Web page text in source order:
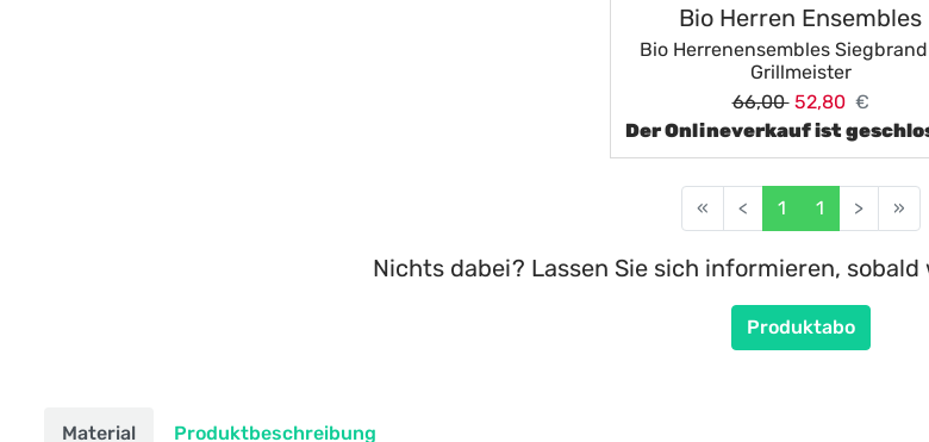
Bio Herren Ensembles
Bio Herrenensembles
Grillmeister
66,00 52,80 €
Der Onlineverkauf ist
« < 1 1 > »
Nichts dabei? Lassen Sie sich informieren,
Produktabo
Material Produktbeschreibung